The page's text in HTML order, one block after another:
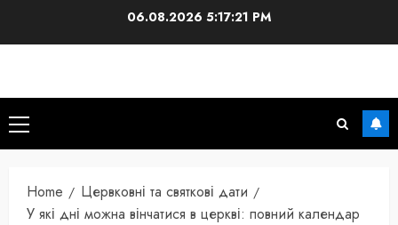
06.08.2026 5:17:22 PM
Primary
Menu
Home
Цервковні та святкові дати
У які дні можна вінчатися в церкві: повний календар